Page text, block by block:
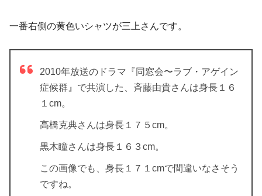
一番右側の黄色いシャツが三上さんです。
2010年放送のドラマ『同窓会〜ラブ・アゲイン
症候群』で共演した、斉藤由貴さんは身長１６
１cm。
高橋克典さんは身長１７５cm。
黒木瞳さんは身長１６３cm。
この画像でも、身長１７１cmで間違いなさそう
ですね。